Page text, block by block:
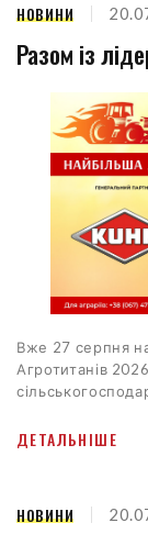
НОВИНИ
Разом із
Вже 27 серпня
Агротитанів
ДЕТАЛЬНІШЕ
НОВИНИ